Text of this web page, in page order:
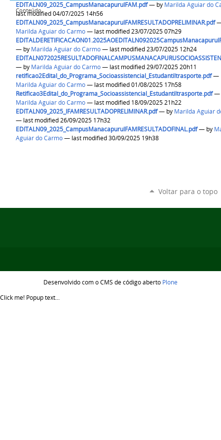
Conteúdo
EDITALN09_2025_CampusManacapuruIFAM.pdf— by Marilda Aguiar do
last modified 04/07/2025 14h56
EDITALN09_2025_CampusManacapuruIFAMRESULTADOPRELIMINAR.pdf
Marilda Aguiar do Carmo
— last modified 23/07/2025 07h29
— by Marilda Aguiar do Carmo
— last modified 23/07/2025 12h24
— by Marilda Aguiar do Carmo
— last modified 29/07/2025 20h11
retificao2Edital_do_Programa_Socioassistencial_Estudantiltrasporte.pdf—
Marilda Aguiar do Carmo
— last modified 01/08/2025 17h58
Retificao3Edital_do_Programa_Socioassistencial_Estudantiltrasporte.pdf
Marilda Aguiar do Carmo
— last modified 18/09/2025 21h22
EDITALN09_2025_IFAMRESULTADOPRELIMINAR.pdf— by Marilda Aguiar
— last modified 26/09/2025 17h32
EDITALN09_2025_CampusManacapuruIFAMRESULTADOFINAL.pdf— by
Aguiar do Carmo
— last modified 30/09/2025 19h38
Voltar para o topo
Desenvolvido com o CMS de código aberto Plone
Click me! Popup text...